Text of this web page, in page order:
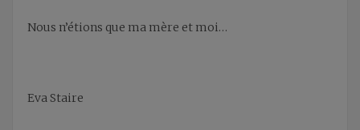
Nous n’étions que ma mère et moi…
Eva Staire